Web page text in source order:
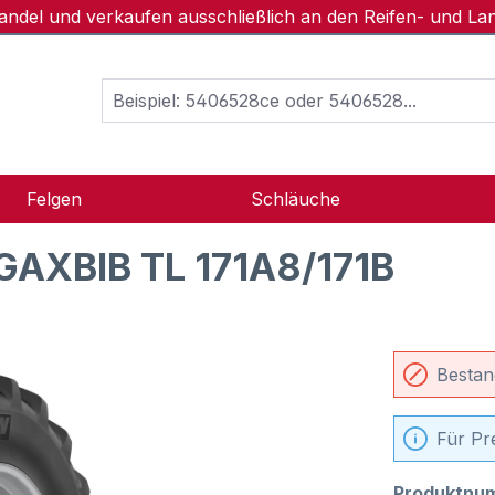
und verkaufen ausschließlich an den Reifen- und
Felgen Schläuche
TL 171A8/171B
Für